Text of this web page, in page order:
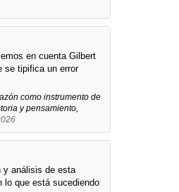
en cuenta Gilbert
se tipifica un error
como instrumento de
y pensamiento,
y análisis de esta
lo que está sucediendo